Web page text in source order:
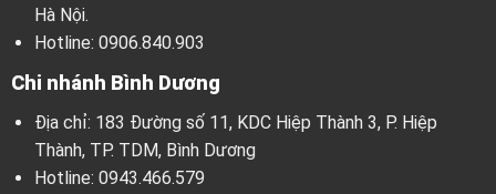
Hà Nội.
Hotline: 0906.840.903
Chi nhánh Bình Dương
Địa chỉ: 183 Đường số 11, KDC Hiệp Thành 3, P. Hiệp
Thành, TP. TDM, Bình Dương
Hotline: 0943.466.579